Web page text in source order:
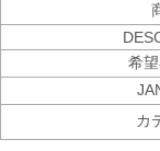
希
カ